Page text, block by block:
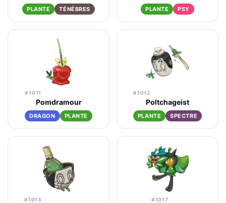
PLANTE TÉNÈBRES PLANTE PSY
#1011
Pomdramour
DRAGON PLANTE
#1012
Poltchageist
PLANTE SPECTRE
#1013 #1017